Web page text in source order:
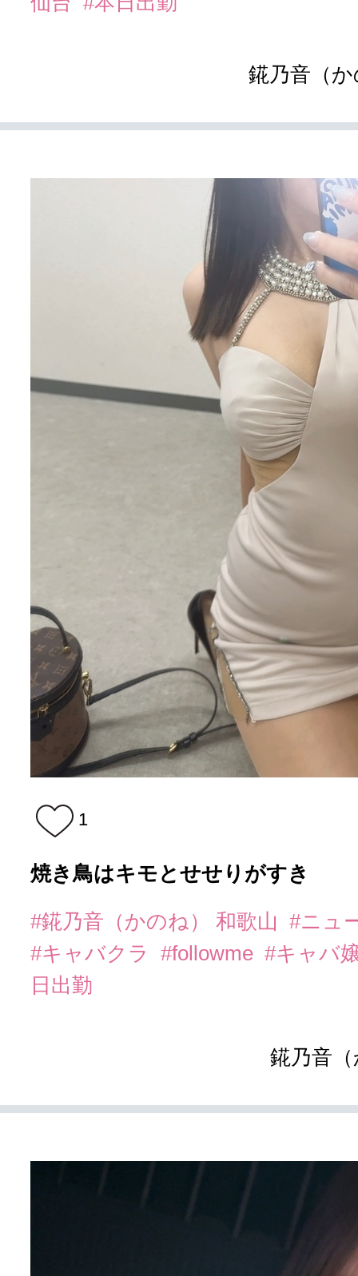
錵乃音（
1
焼き鳥はキモとせせりがすき
#錵乃音（かのね） 和歌山
#ニュ
#キャバクラ
#followme #キャバ
日出勤
錵乃音